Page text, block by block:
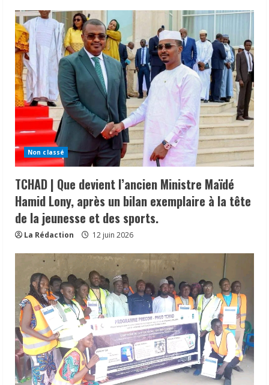
Non classé
TCHAD | Que devient l’ancien Ministre Maïdé
Hamid Lony, après un bilan exemplaire à la tête
de la jeunesse et des sports.
La Rédaction 12 juin 2026